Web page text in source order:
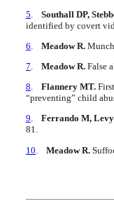
5
Southall DP,
identified by covert
6
Meadow R.
7
Meadow R. False
8. Flannery MT.
“preventing” child
9. Ferrando M,
81.
10
Meadow R.